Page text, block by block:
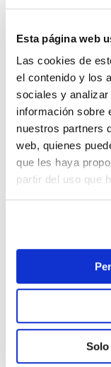
Esta página web
Las cookies de
el contenido y los
sociales y
información sobre
nuestros partners
web, quienes
que les haya
partir del uso que
Solo
FRESH
5,10€
Añadir al
KEMPHOR